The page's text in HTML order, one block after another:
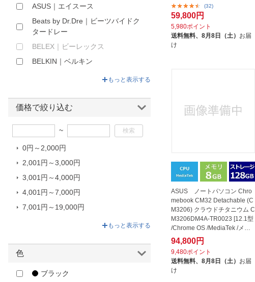
GB /eMMC...(32)
59,800円
5,980ポイント
送料無料、 8月8日（土） お届
け
ASUS ノートパソコン Chro
mebook CM32 Detachable (C
M3206) クラウドチタニウム C
M3206DM4A-TR0023 [12.1型
/Chrome OS /MediaTek /メモ
リ：8GB /e...
94,800円
9,480ポイント
送料無料、 8月8日（土） お届
け
ASUS｜エイスース
Beats by Dr.Dre｜ビーツバイドク
タードレー
BELEX｜ビーレックス
BELKIN｜ベルキン
BUFFALO｜バッファロー
CIO｜シーアイオー
CORSAIR｜コルセア
dynabook｜ダイナブック
EK JAPAN｜イーケイジャパン
ELECOM｜エレコム
FUJITSU｜富士通
Google｜グーグル
HyperX｜ハイパーエックス
もっと表示する
価格で絞り込む
~
0円～2,000円
2,001円～3,000円
3,001円～4,000円
4,001円～7,000円
7,001円～19,000円
もっと表示する
色
ブラック